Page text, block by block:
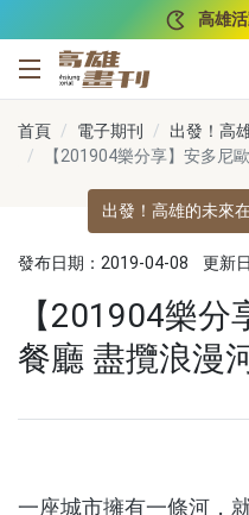
高雄
高雄畫刊
首頁 電子期刊
出發！高
【201904樂分享】安多尼
出發！高雄的未來
發布日期：2019-04-08 更新
【201904樂
餐廳 盡攬浪漫
一座城市擁有一條河，